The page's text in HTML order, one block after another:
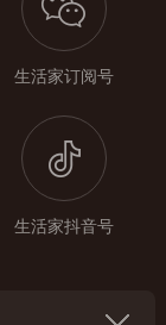
生活家订阅号
生活家抖音号